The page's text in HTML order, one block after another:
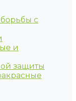
с
и
защиты